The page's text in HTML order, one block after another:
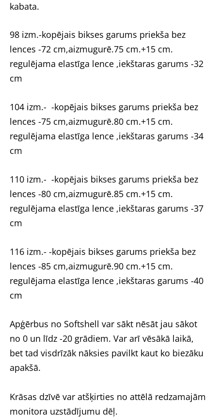
kabata.
98 izm.-kopējais bikses garums priekša bez
lences -72 cm,aizmugurē.75 cm.+15 cm.
regulējama elastīga lence ,iekštaras garums -32
cm
104 izm.- -kopējais bikses garums priekša bez
lences -75 cm,aizmugurē.80 cm.+15 cm.
regulējama elastīga lence ,iekštaras garums -34
cm
110 izm.- -kopējais bikses garums priekša bez
lences -80 cm,aizmugurē.85 cm.+15 cm.
regulējama elastīga lence ,iekštaras garums -37
cm
116 izm.- -kopējais bikses garums priekša bez
lences -85 cm,aizmugurē.90 cm.+15 cm.
regulējama elastīga lence ,iekštaras garums -40
cm
Apģērbus no Softshell var sākt nēsāt jau sākot
no 0 un līdz -20 grādiem. Var arī vēsākā laikā,
bet tad visdrīzāk nāksies pavilkt kaut ko biezāku
apakšā.
Krāsas dzīvē var atšķirties no attēlā redzamajām
monitora uzstādījumu dēļ.